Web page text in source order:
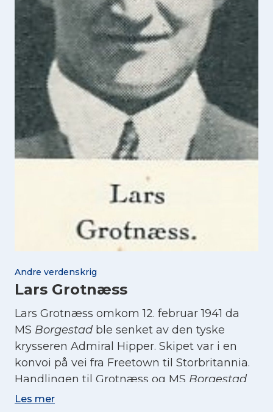
Andre verdenskrig
Lars Grotnæss
Lars Grotnæss omkom 12. februar 1941 da
MS Borgestad ble senket av den tyske
krysseren Admiral Hipper. Skipet var i en
konvoi på vei fra Freetown til Storbritannia.
Handlingen til Grotnæss og MS Borgestad
gjorde det mulig for resten av skipene i
Les mer